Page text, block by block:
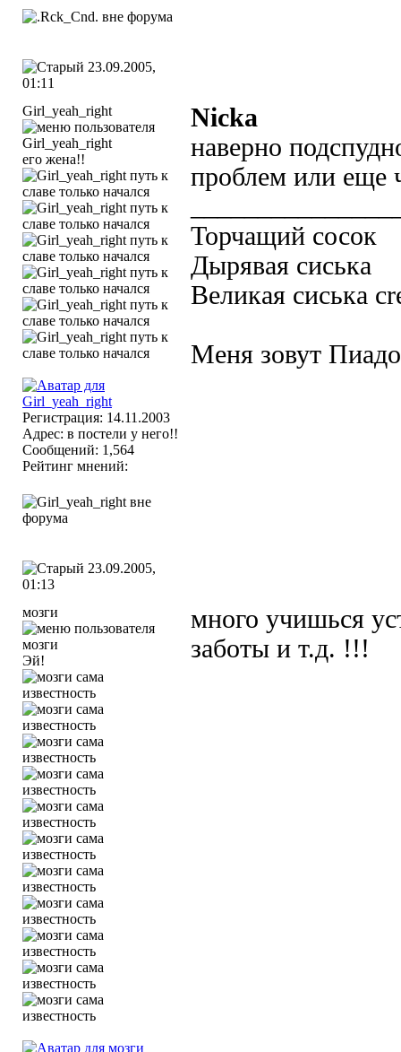
23.09.2005,
01:11
Girl_yeah_right
его жена!!
Регистрация: 14.11.2003
Адрес: в постели у него!!
Сообщений: 1,564
Рейтинг мнений:
Nicka
наверно
проблем или еще
Торчащий сосок
Дырявая сиська
Великая сиська
Меня зовут
23.09.2005,
01:13
мозги
Эй!
много учишься
заботы и т.д. !!!